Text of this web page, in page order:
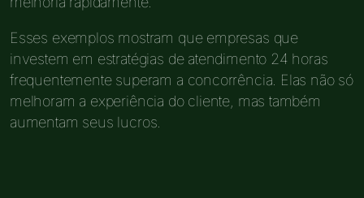
Esses exemplos mostram que empresas que
investem em estratégias de atendimento 24 horas
frequentemente superam a concorrência. Elas não só
melhoram a experiência do cliente, mas também
aumentam seus lucros.